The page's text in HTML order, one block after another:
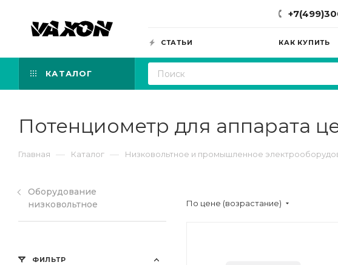
СТАТЬИ КАК КУПИТЬ
КАТАЛОГ
Потенциометр для аппарата
Главная — Каталог — Низковольтное и промышленное
Оборудование
низковольтное
ФИЛЬТР
По цене (возрастание)